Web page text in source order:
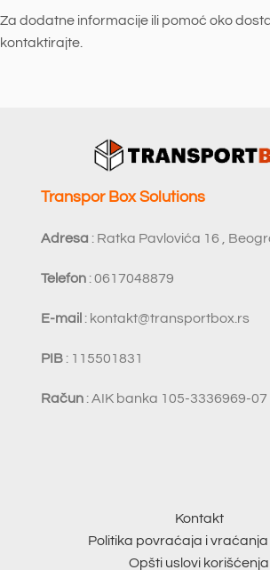
Za dodatne informacije ili pomoć oko
kontaktirajte.
Transpor Box Solutions
Adresa : Ratka Pavlovića 16 ,
Telefon : 0617048879
E-mail : kontakt@transportbox.rs
PIB : 115501831
Račun : AIK banka 105-3336969-07
Kontakt
Politika povraćaja i
Opšti uslovi korišćenja